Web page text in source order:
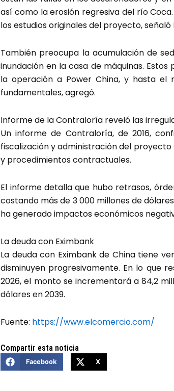
así como la erosión regresiva del río
los estudios originales del proyecto, señaló
También preocupa la acumulación de
inundación en la casa de máquinas.
la operación a Power China, y hasta
fundamentales, agregó.
Informe de la Contraloría reveló las
Un informe de Contraloría, de 2016,
fiscalización y administración del
y procedimientos contractuales.
El informe detalla que hubo retrasos,
costando más de 3 000 millones de
ha generado impactos económicos
La deuda con Eximbank
La deuda con Eximbank de China tiene
disminuyen progresivamente. En lo que
2026, el monto se incrementará a 84,2
dólares en 2039.
Fuente: https://www.elcomercio.com/
Compartir esta noticia
Facebook X